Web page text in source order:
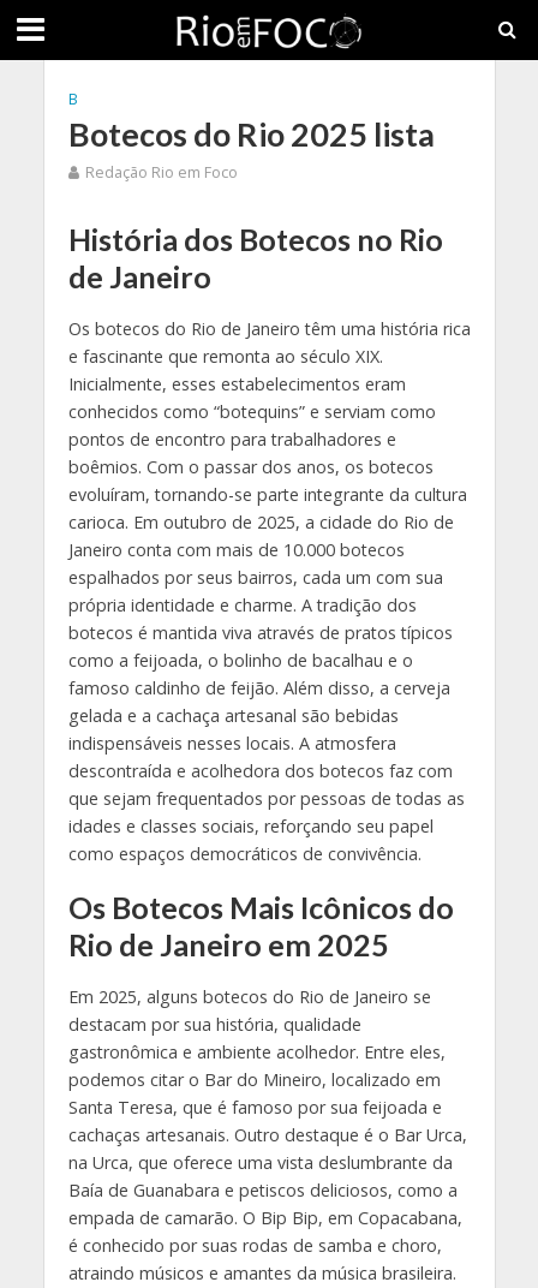
B
Botecos do Rio 2025 lista
Redação Rio em Foco
História dos Botecos no Rio
de Janeiro
Os botecos do Rio de Janeiro têm uma história rica
e fascinante que remonta ao século XIX.
Inicialmente, esses estabelecimentos eram
conhecidos como “botequins” e serviam como
pontos de encontro para trabalhadores e
boêmios. Com o passar dos anos, os botecos
evoluíram, tornando-se parte integrante da cultura
carioca. Em outubro de 2025, a cidade do Rio de
Janeiro conta com mais de 10.000 botecos
espalhados por seus bairros, cada um com sua
própria identidade e charme. A tradição dos
botecos é mantida viva através de pratos típicos
como a feijoada, o bolinho de bacalhau e o
famoso caldinho de feijão. Além disso, a cerveja
gelada e a cachaça artesanal são bebidas
indispensáveis nesses locais. A atmosfera
descontraída e acolhedora dos botecos faz com
que sejam frequentados por pessoas de todas as
idades e classes sociais, reforçando seu papel
como espaços democráticos de convivência.
Os Botecos Mais Icônicos do
Rio de Janeiro em 2025
Em 2025, alguns botecos do Rio de Janeiro se
destacam por sua história, qualidade
gastronômica e ambiente acolhedor. Entre eles,
podemos citar o Bar do Mineiro, localizado em
Santa Teresa, que é famoso por sua feijoada e
cachaças artesanais. Outro destaque é o Bar Urca,
na Urca, que oferece uma vista deslumbrante da
Baía de Guanabara e petiscos deliciosos, como a
empada de camarão. O Bip Bip, em Copacabana,
é conhecido por suas rodas de samba e choro,
atraindo músicos e amantes da música brasileira.